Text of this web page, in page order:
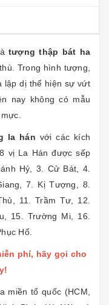
tượng thập bát ha
Trong hình tượng,
lập dị thể hiện sự vứt
nay không có mẫu
la hán với các kích
vị La Hán được sếp
Hỷ, 3. Cử Bát, 4.
7. Kị Tượng, 8.
11. Trầm Tư, 12.
15. Trường Mi, 16.
Hổ.
phí, hãy gọi cho
miền tổ quốc (HCM,